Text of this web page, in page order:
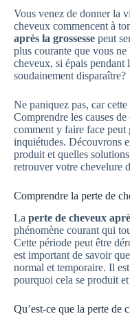
Vous venez de donner la
cheveux commencent à
après la grossesse peut
plus courante que vous
cheveux, si épais pendant
soudainement disparaître?
Ne paniquez pas, car
Comprendre les causes
comment y faire face peut
inquiétudes. Découvrons
produit et quelles
retrouver votre chevelure
Comprendre la perte de
La perte de cheveux
phénomène courant qui
Cette période peut être
est important de savoir
normal et temporaire. Il
pourquoi cela se produit
Qu’est-ce que la perte de